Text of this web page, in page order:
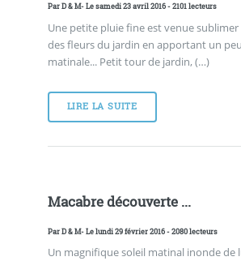
ParD & M- Le samedi 23 avril 2016 - 2101 lecteurs
Une petite pluie fine est venue sublimer
des fleurs du jardin en apportant un
matinale... Petit tour de jardin, (…)
LIRE LA SUITE
Macabre découverte ...
ParD & M- Le lundi 29 février 2016 - 2080 lecteurs
Un magnifique soleil matinal inonde de